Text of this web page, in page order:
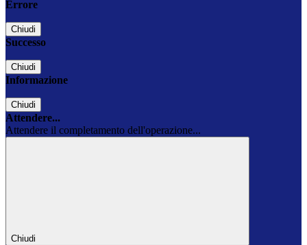
Errore
Chiudi
Successo
Chiudi
Informazione
Chiudi
Attendere...
Attendere il completamento dell'operazione...
Chiudi